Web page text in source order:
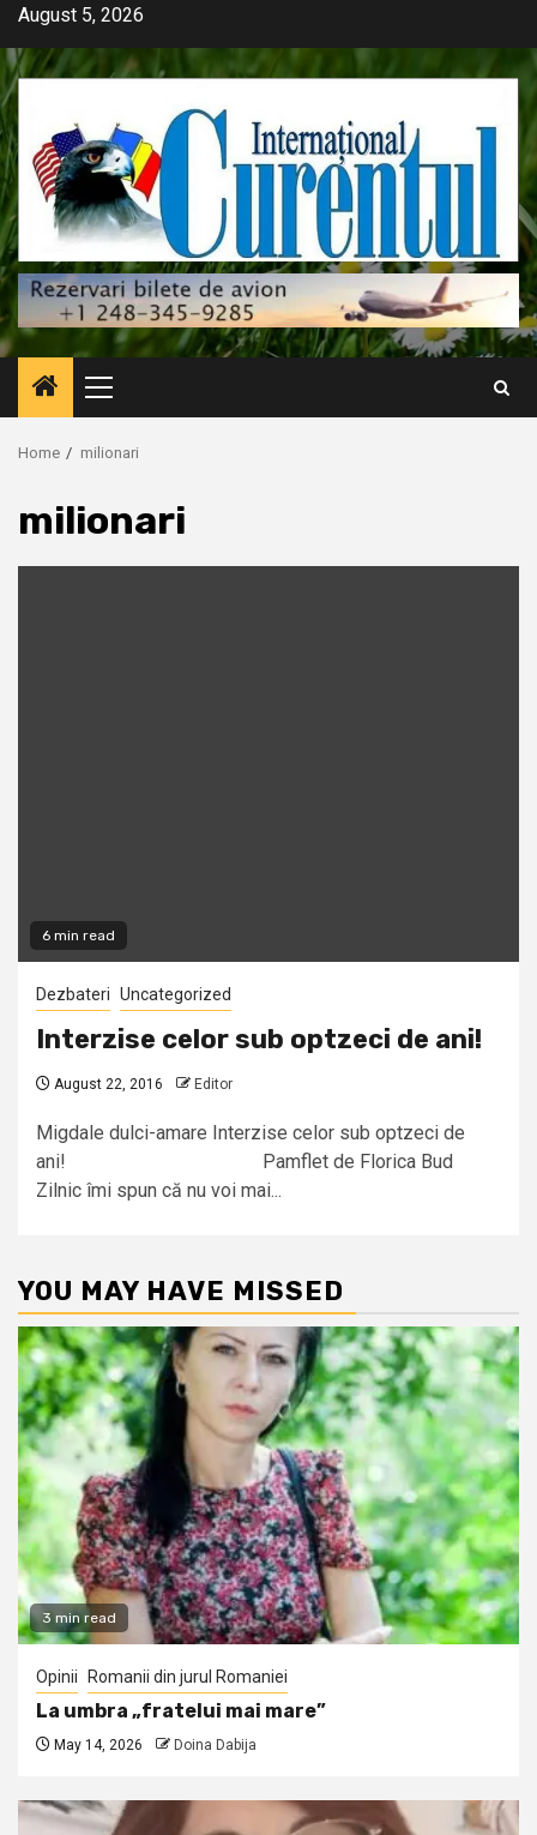
Skip
content
August 5, 2026
Primary
Menu
Home milionari
milionari
6 min read
Dezbateri Uncategorized
Interzise celor sub optzeci de ani!
August 22, 2016 Editor
Migdale dulci-amare Interzise celor sub optzeci de
ani! Pamflet de Florica Bud
Zilnic îmi spun că nu voi mai...
YOU MAY HAVE MISSED
3 min read
Opinii Romanii din jurul Romaniei
La umbra „fratelui mai mare”
May 14, 2026 Doina Dabija